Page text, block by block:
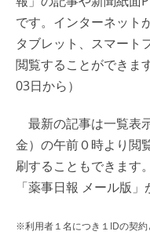
です。インターネット
タブレット、スマート
閲覧することができま
03日から）
最新の記事は一覧表
金）の午前０時より閲
刷することもできます
「薬事日報 メール版
※利用者１名につき１IDの契約